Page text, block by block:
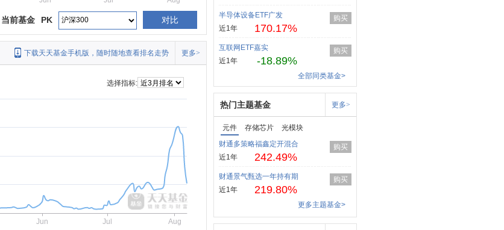
对比
PK
当前基金
更多>
下载天天基金手机版，随时随地查看排名走势
选择指标:
Jun Jul Aug
半导体设备ETF广发
近1年
170.17%
购买
互联网ETF嘉实
近1年
-18.89%
购买
全部同类基金>
热门主题基金 更多>
元件 存储芯片
光模块
财通多策略福鑫定开混合
近1年
242.49%
购买
财通景气甄选一年持有期
近1年
219.80%
购买
更多主题基金>